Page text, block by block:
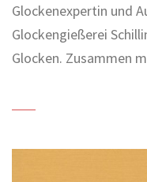
Glockenexpertin und
Glockengießerei
Glocken. Zusammen